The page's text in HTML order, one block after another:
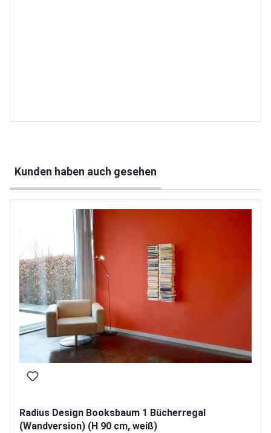
Kunden haben auch gesehen
Radius Design Booksbaum 1 Bücherregal
(Wandversion) (H 90 cm, weiß)